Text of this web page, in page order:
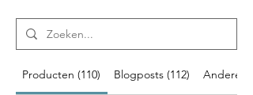
Producten (110) Blogposts (112) Andere